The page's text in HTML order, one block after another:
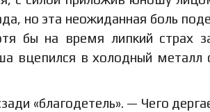
но эта неожиданная боль
бы на время липкий страх
вцепился в холодный
«благодетель». — Чего